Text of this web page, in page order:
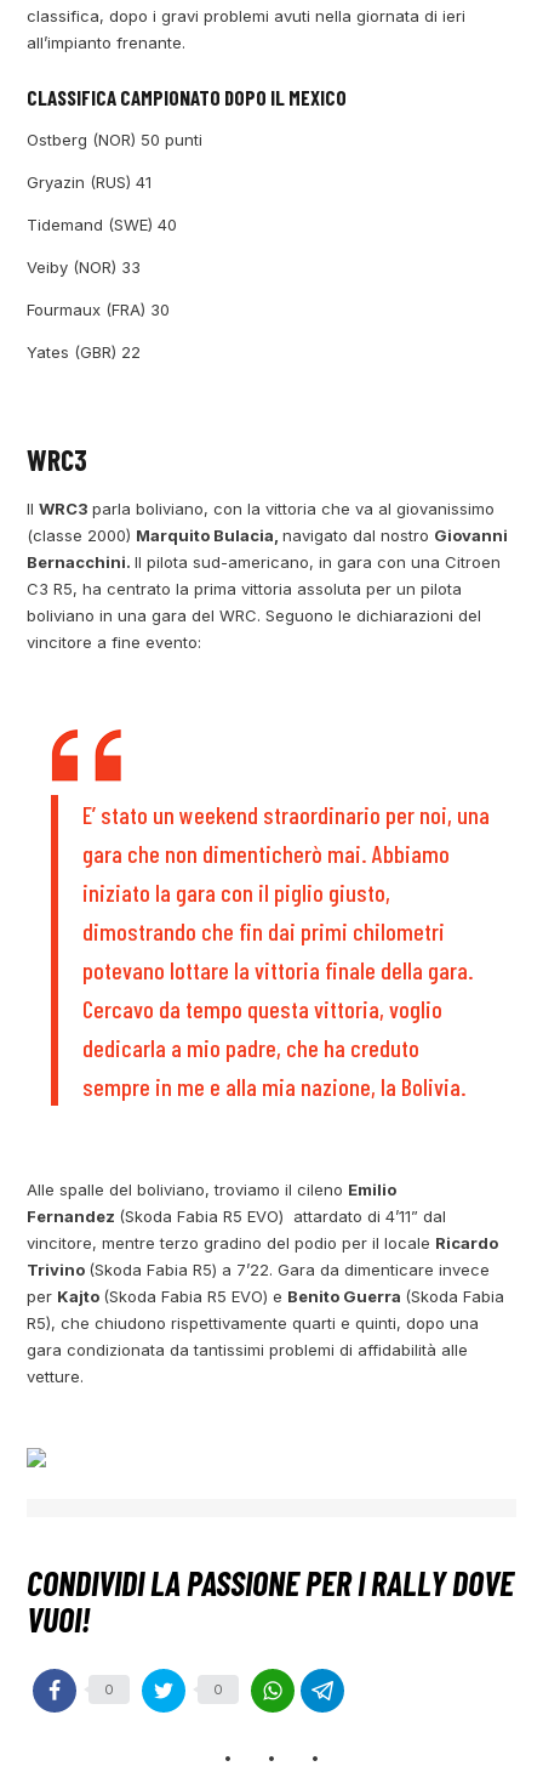
classifica, dopo i gravi problemi avuti nella giornata di ieri
all’impianto frenante.
CLASSIFICA CAMPIONATO DOPO IL MEXICO
Ostberg (NOR) 50 punti
Gryazin (RUS) 41
Tidemand (SWE) 40
Veiby (NOR) 33
Fourmaux (FRA) 30
Yates (GBR) 22
WRC3
IlWRC3parla boliviano, con la vittoria che va al giovanissimo
(classe 2000) Marquito Bulacia,navigato dal nostro Giovanni
Bernacchini.Il pilota sud-americano, in gara con una Citroen
C3 R5, ha centrato la prima vittoria assoluta per un pilota
boliviano in una gara del WRC. Seguono le dichiarazioni del
vincitore a fine evento:
E’ stato un weekend straordinario per noi, una
gara che non dimenticherò mai. Abbiamo
iniziato la gara con il piglio giusto,
dimostrando che fin dai primi chilometri
potevano lottare la vittoria finale della gara.
Cercavo da tempo questa vittoria, voglio
dedicarla a mio padre, che ha creduto
sempre in me e alla mia nazione, la Bolivia.
Alle spalle del boliviano, troviamo il cileno Emilio
Fernandez (Skoda Fabia R5 EVO) attardato di 4’11” dal
vincitore, mentre terzo gradino del podio per il locale Ricardo
Trivino (Skoda Fabia R5) a 7’22. Gara da dimenticare invece
per Kajto (Skoda Fabia R5 EVO) e Benito Guerra (Skoda Fabia
R5), che chiudono rispettivamente quarti e quinti, dopo una
gara condizionata da tantissimi problemi di affidabilità alle
vetture.
0 0